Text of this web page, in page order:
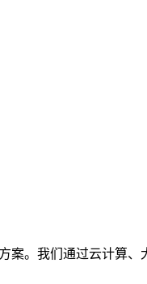
案。我们通过云计算、